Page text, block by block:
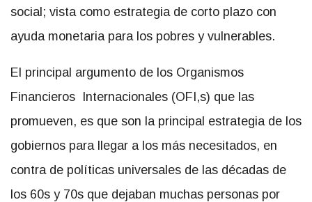
social; vista como estrategia de corto plazo con
ayuda monetaria para los pobres y vulnerables.
El principal argumento de los Organismos
Financieros Internacionales (OFI,s) que las
promueven, es que son la principal estrategia de los
gobiernos para llegar a los más necesitados, en
contra de políticas universales de las décadas de
los 60s y 70s que dejaban muchas personas por